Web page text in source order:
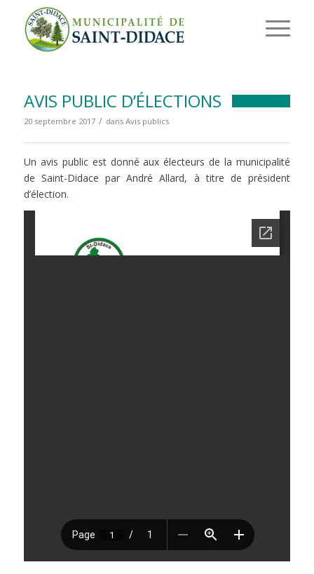
AVIS PUBLIC D’ÉLECTIONS
20 septembre 2017 / dans Avis publics
Un avis public est donné aux électeurs de la municipalité
de Saint-Didace par André Allard, à titre de président
d’élection.